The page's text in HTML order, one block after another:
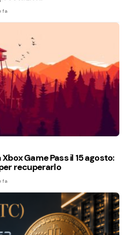
fa
Game Pass il 15 agosto:
recuperarlo
fa